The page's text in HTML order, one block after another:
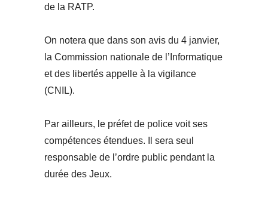
de la RATP.
On notera que dans son avis du 4 janvier,
la Commission nationale de l’Informatique
et des libertés appelle à la vigilance
(CNIL).
Par ailleurs, le préfet de police voit ses
compétences étendues. Il sera seul
responsable de l’ordre public pendant la
durée des Jeux.